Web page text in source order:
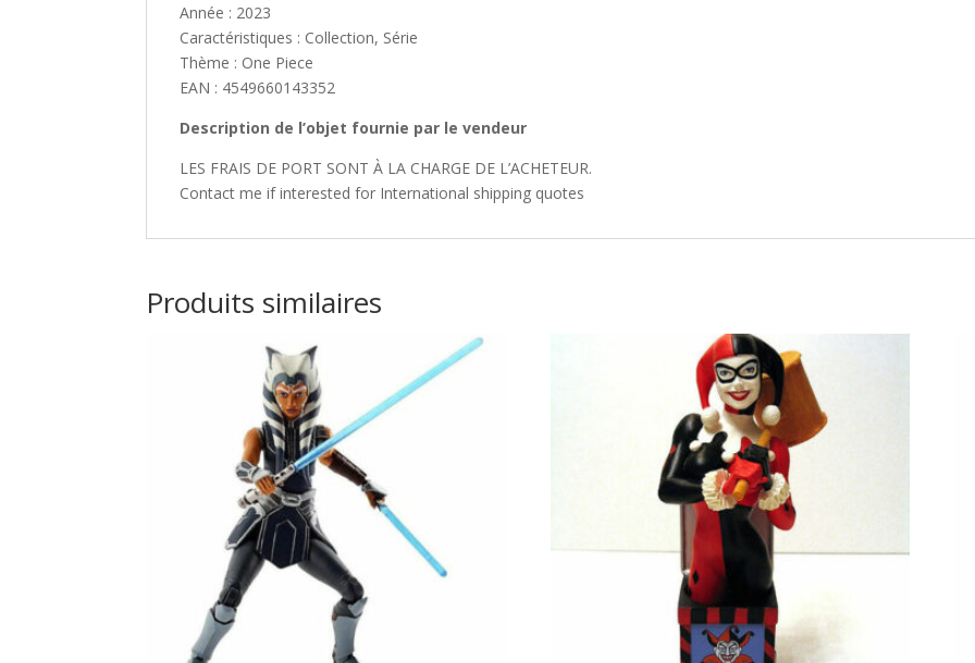
Année : 2023
Caractéristiques : Collection, Série
Thème : One Piece
EAN : 4549660143352
Description de l’objet fournie par le vendeur
LES FRAIS DE PORT SONT À LA CHARGE DE L’ACHETEUR.
Contact me if interested for International shipping quotes
Produits similaires